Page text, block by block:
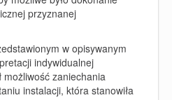
przyznanej
w opisywanym
indywidualnej
możliwość zaniechania
instalacji, która stanowiła